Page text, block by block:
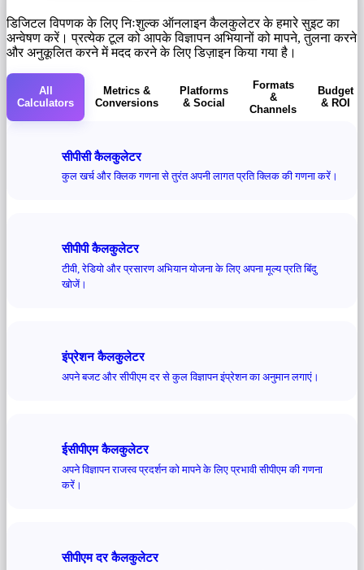
डिजिटल विपणक के लिए निःशुल्क ऑनलाइन कैलकुलेटर के हमारे सुइट का
अन्वेषण करें। प्रत्येक टूल को आपके विज्ञापन अभियानों को मापने, तुलना करने
और अनुकूलित करने में मदद करने के लिए डिज़ाइन किया गया है।
All
Calculators
Metrics &
Conversions
Platforms
& Social
Formats
&
Channels
Budget
& ROI
सीपीसी कैलकुलेटर
कुल खर्च और क्लिक गणना से तुरंत अपनी लागत प्रति क्लिक की गणना करें।
सीपीपी कैलकुलेटर
टीवी, रेडियो और प्रसारण अभियान योजना के लिए अपना मूल्य प्रति बिंदु
खोजें।
इंप्रेशन कैलकुलेटर
अपने बजट और सीपीएम दर से कुल विज्ञापन इंप्रेशन का अनुमान लगाएं।
ईसीपीएम कैलकुलेटर
अपने विज्ञापन राजस्व प्रदर्शन को मापने के लिए प्रभावी सीपीएम की गणना
करें।
सीपीएम दर कैलकुलेटर